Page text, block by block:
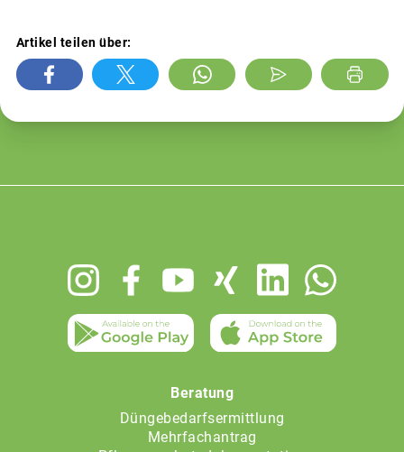
Artikel teilen über:
Beratung
Düngebedarfsermittlung
Mehrfachantrag